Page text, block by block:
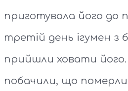
приготувала його до
третій день ігумен з
прийшли ховати його.
побачили, що